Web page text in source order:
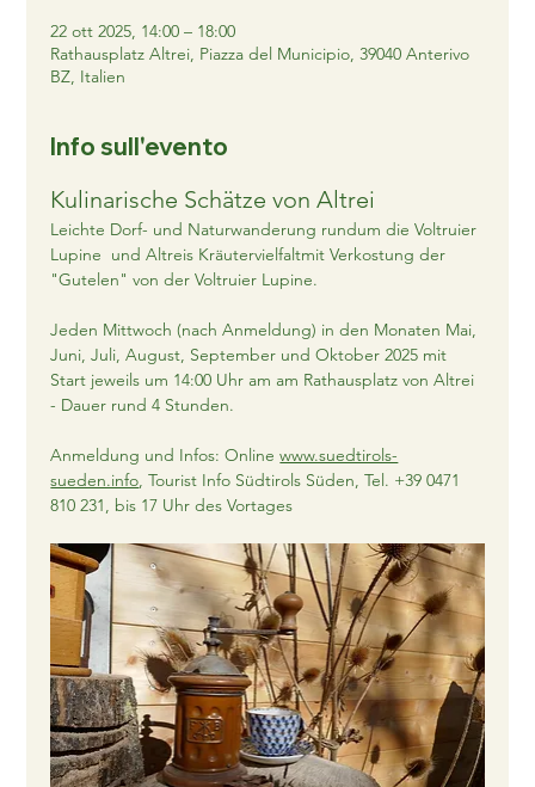
22 ott 2025, 14:00 – 18:00
Rathausplatz Altrei, Piazza del Municipio, 39040 Anterivo
BZ, Italien
Info sull'evento
Kulinarische Schätze von Altrei
Leichte Dorf- und Naturwanderung rundum die Voltruier
Lupine  und Altreis Kräutervielfaltmit Verkostung der
"Gutelen" von der Voltruier Lupine.
Jeden Mittwoch (nach Anmeldung) in den Monaten Mai,
Juni, Juli, August, September und Oktober 2025 mit
Start jeweils um 14:00 Uhr am am Rathausplatz von Altrei
- Dauer rund 4 Stunden.
Anmeldung und Infos: Online www.suedtirols-
sueden.info, Tourist Info Südtirols Süden, Tel. +39 0471
810 231, bis 17 Uhr des Vortages